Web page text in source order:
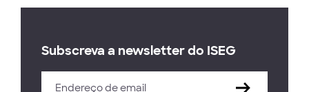
Subscreva a newsletter do ISEG